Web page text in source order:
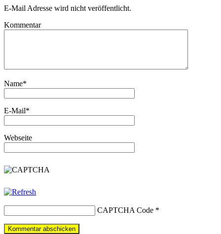
E-Mail Adresse wird nicht veröffentlicht.
Kommentar
Name*
E-Mail*
Webseite
CAPTCHA Code *